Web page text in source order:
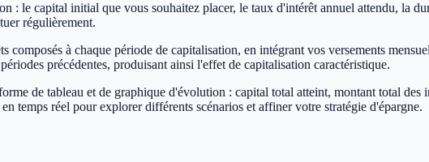
: le capital initial que vous souhaitez placer, le taux d'intérêt annuel attendu, la
régulièrement.
composés à chaque période de capitalisation, en intégrant vos versements
précédentes, produisant ainsi l'effet de capitalisation caractéristique.
de tableau et de graphique d'évolution : capital total atteint, montant total
temps réel pour explorer différents scénarios et affiner votre stratégie d'épargne.